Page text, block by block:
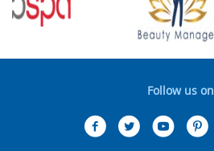
Follow us on